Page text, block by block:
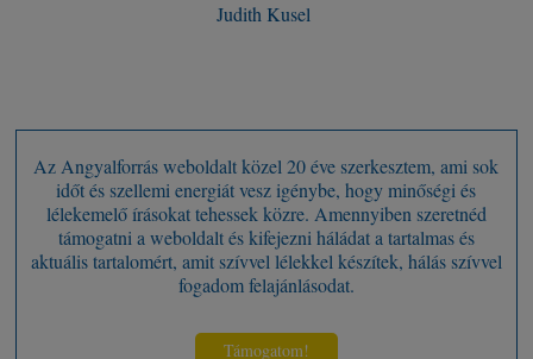
Judith Kusel
Az Angyalforrás weboldalt közel 20 éve szerkesztem, ami sok
időt és szellemi energiát vesz igénybe, hogy minőségi és
lélekemelő írásokat tehessek közre. Amennyiben szeretnéd
támogatni a weboldalt és kifejezni háládat a tartalmas és
aktuális tartalomért, amit szívvel lélekkel készítek, hálás szívvel
fogadom felajánlásodat.
Támogatom!